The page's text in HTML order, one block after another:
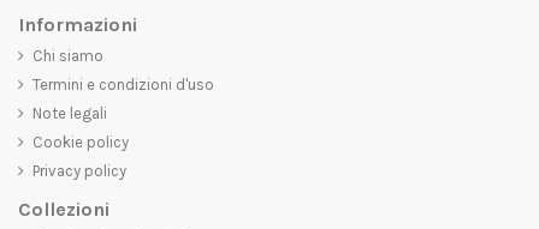
Informazioni
Chi siamo
Termini e condizioni d'uso
Note legali
Cookie policy
Privacy policy
Collezioni